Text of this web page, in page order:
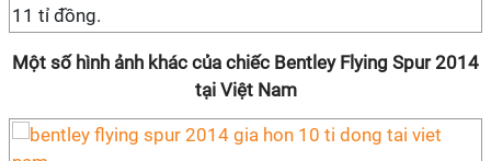
11 tỉ đồng.
Một số hình ảnh khác của chiếc Bentley Flying Spur 2014
tại Việt Nam